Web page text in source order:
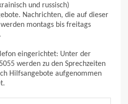
und russisch)
Nachrichten, die auf dieser
montags bis freitags
eingerichtet: Unter der
werden zu den Sprechzeiten
Hilfsangebote aufgenommen